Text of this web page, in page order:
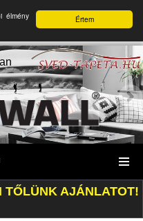
Értem
élmény
AJÁNLATOT!